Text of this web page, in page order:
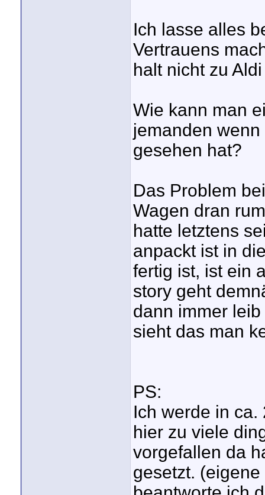
Ich lasse alles
Vertrauens
halt nicht zu
Wie kann man
jemanden
gesehen hat?
Das Problem
Wagen dran
hatte letztens
anpackt ist in
fertig ist, ist ein
story geht
dann immer
sieht das man
PS:
Ich werde in
hier zu viele
vorgefallen da
gesetzt.